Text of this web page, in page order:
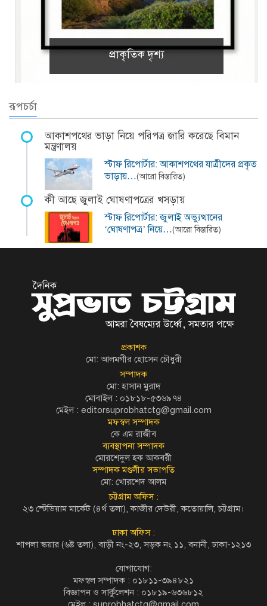
প্রাকৃতিক দৃশ্য
রূপচর্চা
আকাশপথের ভাড়া নিয়ে পরিপত্র জারি করেছে বিমান
মন্ত্রণালয়
স্টাফ রিপোর্টার: আকাশপথের যাত্রীদের প্রকৃত
ভাড়ায়…(আরো বিস্তারিত)
কী আছে জুলাই ঘোষণাপত্রের খসড়ায়
স্টাফ রিপোর্টার: জুলাই অভ্যুত্থানের
‘ঘোষণাপত্র’ নিয়ে…(আরো বিস্তারিত)
প্রকাশক
মো: আলমগীর হোসেন চৌধুরী
সম্পাদক
মো: হাসান মুরাদ
মোবাইল : ০১৮১৮-৫৩৬৯৭৪
মেইল : editorsuprobhatctg@gmail.com
মফস্বল সম্পাদক
কে এম রাজীব
ব্যবস্থাপনা সম্পাদক
মোরশেদুল হক আকবরী
সম্পাদক মণ্ডলীর সভাপতি
মো: খোরশেদ আলম
চট্টগ্রাম অফিস :
২৩ স্টেডিয়াম মার্কেট (৪র্থ তলা), কাজীর দেউরী, কতোয়ালি, চট্টগ্রাম।
ঢাকা অফিস :
শাপলা স্কয়ার (৬ষ্ট তলা), বাড়ী নং-২৩, সড়ক নং ১১, বনানী, ঢাকা-১২১৩
যোগাযোগ:
মফস্বল সম্পাদক : ০১৮১১-৩৯৪৮২১
বিজ্ঞাপন ও সার্কুলেশন : ০১৮১৯-৬৩৬৮১২